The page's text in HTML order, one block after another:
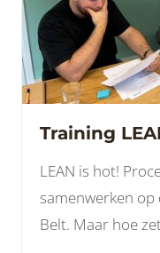
Training
LEAN is hot!
samenwerken
Belt. Maar hoe